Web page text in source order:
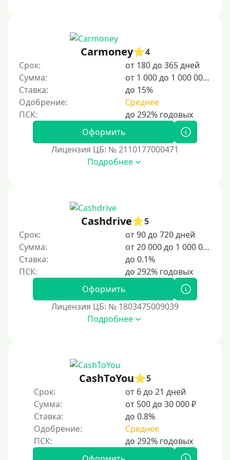
300 руб
400 руб
500 руб
1000 руб
6000 руб
7000 руб
8000 руб
10000 руб
30000 руб на год
35000 руб
40000 руб
50000 руб
Carmoney
4
Срок:
от 180 до 365 дней
Сумма:
от 1 000 до 1 000 000 ₽
Ставка:
до 15%
Одобрение:
Среднее
Оформить
Лицензия ЦБ: № 2110177000471
Подробнее
Cashdrive
5
Срок:
от 90 до 720 дней
Сумма:
от 20 000 до 1 000 000 ₽
Ставка:
до 0.1%
Оформить
Лицензия ЦБ: № 1803475009039
Подробнее
CashToYou
5
Срок:
от 6 до 21 дней
Сумма:
от 500 до 30 000 ₽
Ставка:
до 0.8%
Одобрение:
Среднее